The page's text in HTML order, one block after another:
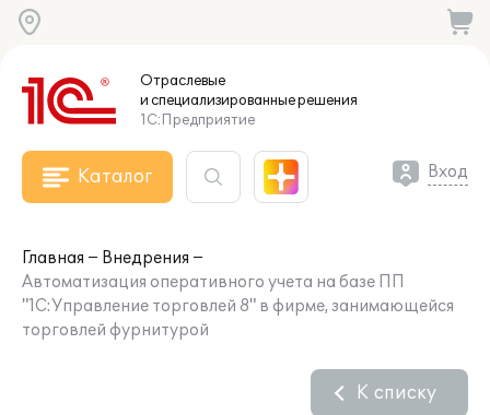
Отраслевые
и специализированныерешения
1С:Предприятие
Каталог Вход
Главная
Внедрения
Автоматизация оперативного учета на базе ПП
"1С:Управление торговлей 8" в фирме, занимающейся
торговлей фурнитурой
К списку